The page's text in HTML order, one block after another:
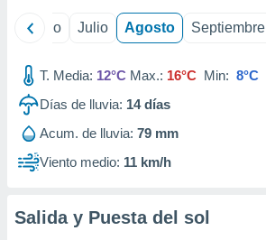
e
mediante
publicidad
de
Junio Julio Agosto Septiembre
T. Media: 12°C Max.: 16°C Min: 8°C
Días de lluvia: 14días
Acum. de lluvia: 79 mm
Viento medio: 11 km/h
Salida y Puesta del sol